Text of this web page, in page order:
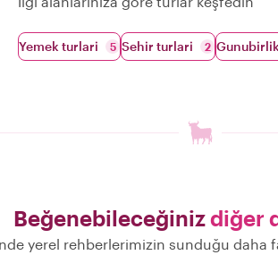
Yemek turlari 5 Sehir turlari 2
Beğenebileceğinizdiğer
yerel rehberlerimizin sunduğu daha